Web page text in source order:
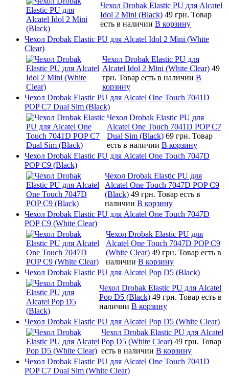
Чехол Drobak Elastic PU для Alcatel
Idol 2 Mini (Black) 49 грн. Товар
есть в наличии В корзину
Чехол Drobak Elastic PU для Alcatel Idol 2 Mini (White
Clear)
Чехол Drobak Elastic PU для
Alcatel Idol 2 Mini (White Clear) 49
грн. Товар есть в наличии В
корзину
Чехол Drobak Elastic PU для Alcatel One Touch 7041D
POP C7 Dual Sim (Black)
Чехол Drobak Elastic PU для
Alcatel One Touch 7041D POP C7
Dual Sim (Black) 69 грн. Товар
есть в наличии В корзину
Чехол Drobak Elastic PU для Alcatel One Touch 7047D
POP C9 (Black)
Чехол Drobak Elastic PU для
Alcatel One Touch 7047D POP C9
(Black) 49 грн. Товар есть в
наличии В корзину
Чехол Drobak Elastic PU для Alcatel One Touch 7047D
POP C9 (White Clear)
Чехол Drobak Elastic PU для
Alcatel One Touch 7047D POP C9
(White Clear) 49 грн. Товар есть в
наличии В корзину
Чехол Drobak Elastic PU для Alcatel Pop D5 (Black)
Чехол Drobak Elastic PU для Alcatel
Pop D5 (Black) 49 грн. Товар есть в
наличии В корзину
Чехол Drobak Elastic PU для Alcatel Pop D5 (White Clear)
Чехол Drobak Elastic PU для Alcatel
Pop D5 (White Clear) 49 грн. Товар
есть в наличии В корзину
Чехол Drobak Elastic PU для Alcatel One Touch 7041D
POP C7 Dual Sim (White Clear)